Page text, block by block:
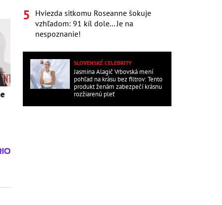
Hviezda sitkomu Roseanne šokuje
vzhľadom: 91 kíl dole... Je na
nespoznanie!
SLOVENSKÉ CELEBRITY
Jasmina Alagič Vrbovská mení
pohľad na krásu bez filtrov: Tento
produkt ženám zabezpečí krásnu
rozžiarenú pleť